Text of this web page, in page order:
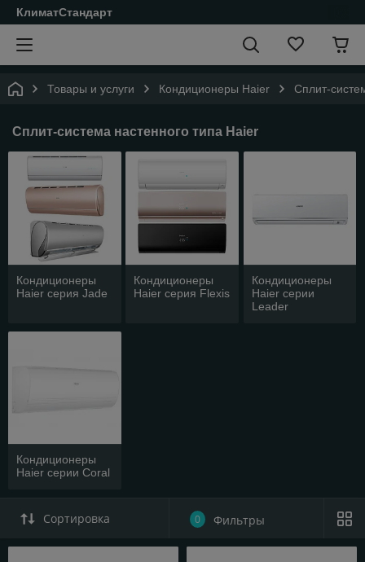
КлиматСтандарт
Товары и услуги Кондиционеры Haier Cплит-
Cплит-система настенного типа Haier
Кондиционеры
Haier серия Jade
Кондиционеры
Haier серия Flexis
Кондиционеры
Haier серии
Leader
Кондиционеры
Haier серии Coral
Сортировка 0 Фильтры